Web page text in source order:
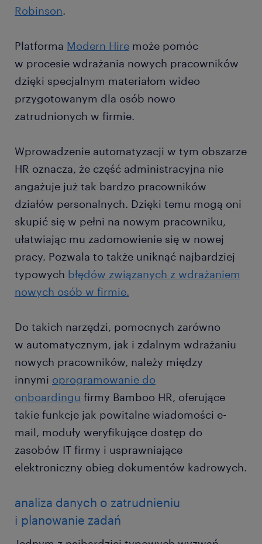
Robinson.
Platforma Modern Hire może pomóc
w procesie wdrażania nowych pracowników
dzięki specjalnym materiałom wideo
przygotowanym dla osób nowo
zatrudnionych w firmie.
Wprowadzenie automatyzacji w tym obszarze
HR oznacza, że część administracyjna nie
angażuje już tak bardzo pracowników
działów personalnych. Dzięki temu mogą oni
skupić się w pełni na nowym pracowniku,
ułatwiając mu zadomowienie się w nowej
pracy. Pozwala to także uniknąć najbardziej
typowych błędów związanych z wdrażaniem
nowych osób w firmie.
Do takich narzędzi, pomocnych zarówno
w automatycznym, jak i zdalnym wdrażaniu
nowych pracowników, należy między
innymi oprogramowanie do
onboardingu firmy Bamboo HR, oferujące
takie funkcje jak powitalne wiadomości e-
mail, moduły weryfikujące dostęp do
zasobów IT firmy i usprawniające
elektroniczny obieg dokumentów kadrowych.
analiza danych o zatrudnieniu
i planowanie zadań